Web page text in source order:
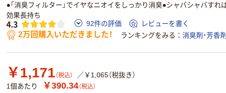
●「消臭フィルター」でイヤなニオイをしっかり消臭●シャバシャバすれ
効果長持ち
4.3 92件の評価 レビューを書く
2万回購入いただきました！ ランキングをみる 消臭剤・芳香剤
￥1,171 （税込）
／￥1,065（税抜き）
1個あたり
￥390.34（税込）